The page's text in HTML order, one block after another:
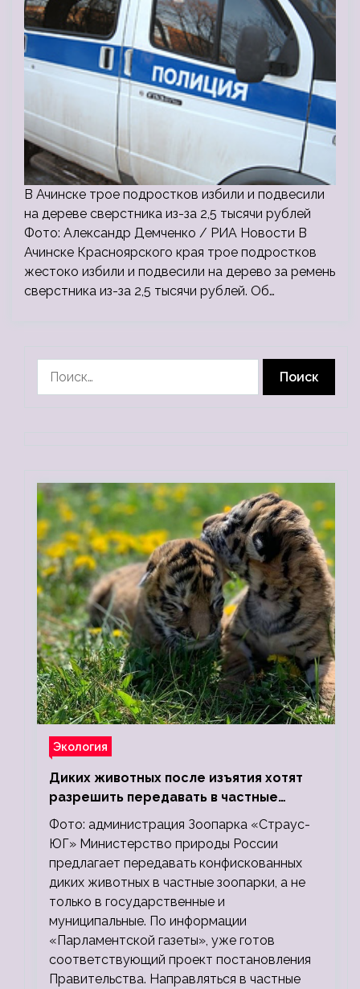
В Ачинске трое подростков избили и подвесили
на дереве сверстника из-за 2,5 тысячи рублей
Фото: Александр Демченко / РИА Новости В
Ачинске Красноярского края трое подростков
жестоко избили и подвесили на дерево за ремень
сверстника из-за 2,5 тысячи рублей. Об…
Экология
Диких животных после изъятия хотят
разрешить передавать в частные
зоопарки
Фото: администрация Зоопарка «Страус-
ЮГ» Министерство природы России
предлагает передавать конфискованных
диких животных в частные зоопарки, а не
только в государственные и
муниципальные. По информации
«Парламентской газеты», уже готов
соответствующий проект постановления
Правительства. Направляться в частные